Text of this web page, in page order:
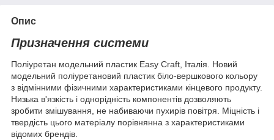
Опис
Призначення системи
Поліуретан модельний пластик Easy Сraft, Італія. Новий
модельний поліуретановий пластик біло-вершкового кольору
з відмінними фізичними характеристиками кінцевого продукту.
Низька в'язкість і однорідність компонентів дозволяють
зробити змішування, не набиваючи пухирів повітря. Міцність і
твердість цього матеріалу порівнянна з характеристиками
відомих брендів.